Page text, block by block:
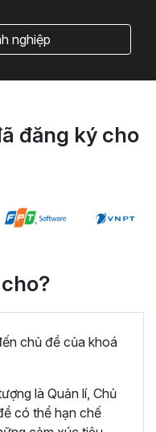
nghiệp
đăng ký cho
chủ đề của khoá
là Quản lí, Chủ
có thể hạn chế